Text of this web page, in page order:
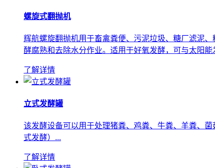
螺旋式翻抛机
辉航螺旋翻抛机用于畜禽粪便、污泥垃圾、糖厂滤泥
酵腐熟和去除水分作业。适用于好氧发酵，可与太阳
了解详情
立式发酵罐
该发酵设备可以用于处理猪粪、鸡粪、牛粪、羊粪、
式发酵）...
了解详情